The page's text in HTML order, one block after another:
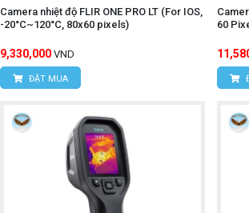
Camera nhiệt độ FLIR ONE PRO LT (For IOS,
-20°C~120°C, 80x60 pixels)
9,330,000 VND
ĐẶT MUA
60